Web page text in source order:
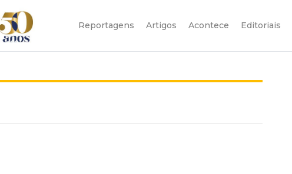
Reportagens Artigos Acontece Editoriais